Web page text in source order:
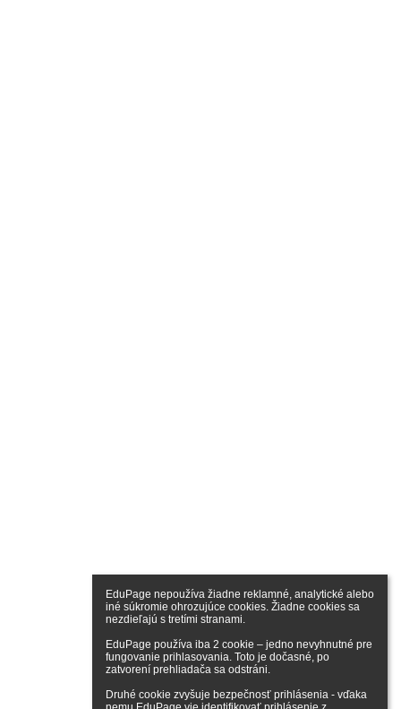
EduPage nepoužíva žiadne reklamné, analytické alebo
iné súkromie ohrozujúce cookies. Žiadne cookies sa
nezdieľajú s tretími stranami.
EduPage používa iba 2 cookie – jedno nevyhnutné pre
fungovanie prihlasovania. Toto je dočasné, po
zatvorení prehliadača sa odstráni.
Druhé cookie zvyšuje bezpečnosť prihlásenia - vďaka